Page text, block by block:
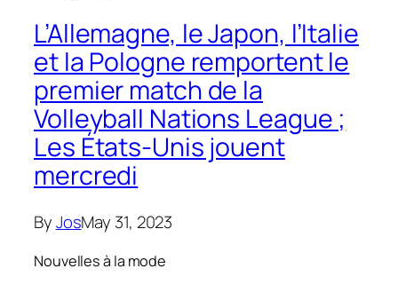
L’Allemagne, le Japon, l’Italie
et la Pologne remportent le
premier match de la
Volleyball Nations League ;
Les États-Unis jouent
mercredi
ByJosMay 31, 2023
Nouvelles à la mode